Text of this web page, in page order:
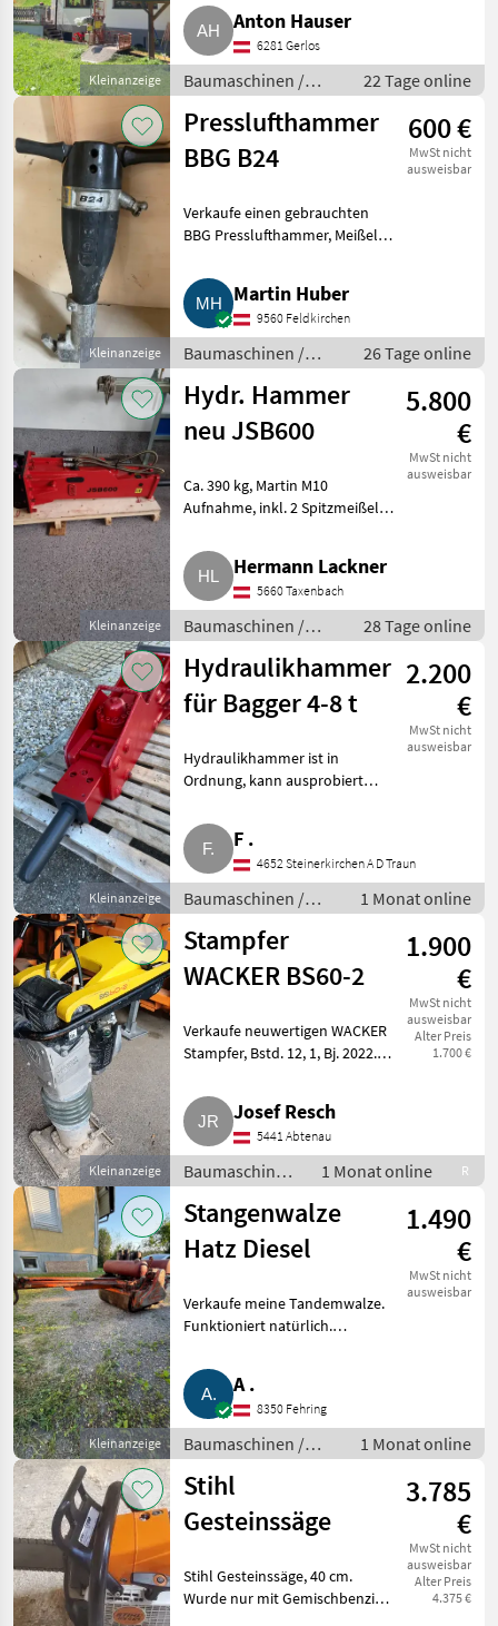
Kleinanzeige
man den Korb mit der
Laderampe befüllen und 90
Grad bzw. 180 G
Anton Hauser
6281 Gerlos
Baumaschinen /
Kleingeräte
22 Tage online
Kleinanzeige
Presslufthammer
BBG B24
600 €
MwSt nicht
ausweisbar
Verkaufe einen gebrauchten
BBG Presslufthammer, Meißel
Kleingeräte
Martin Huber
9560 Feldkirchen
Baumaschinen /
Kleingeräte
26 Tage online
Kleinanzeige
Hydr. Hammer
neu JSB600
5.800
€
MwSt nicht
ausweisbar
Ca. 390 kg, Martin M10
Aufnahme, inkl. 2 Spitzmeißel.
Hermann Lackner
5660 Taxenbach
Baumaschinen /
Kleingeräte
28 Tage online
Kleinanzeige
Hydraulikhammer
für Bagger 4-8 t
2.200
€
MwSt nicht
ausweisbar
Hydraulikhammer ist in
Ordnung, kann ausprobiert
Kleingeräte
F .
4652 Steinerkirchen A D Traun
Baumaschinen /
Kleingeräte
1 Monat online
Kleinanzeige
Stampfer
WACKER BS60-2
1.900
€
MwSt nicht
ausweisbar
Alter Preis
1.700 €
Verkaufe neuwertigen WACKER
Stampfer, Bstd. 12, 1, Bj. 2022.
Josef Resch
5441 Abtenau
Baumaschinen
/ Kleingeräte
1 Monat online R
Kleinanzeige
Stangenwalze
Hatz Diesel
1.490
€
MwSt nicht
ausweisbar
Verkaufe meine Tandemwalze.
Funktioniert natürlich.
Stangenwalze, Walze.
Baumaschinen Kleingeräte
A .
8350 Fehring
Baumaschinen /
Kleingeräte
1 Monat online
Stihl
Gesteinssäge
3.785
€
MwSt nicht
ausweisbar
Alter Preis
4.375 €
Stihl Gesteinssäge, 40 cm.
Wurde nur mit Gemischbenzin